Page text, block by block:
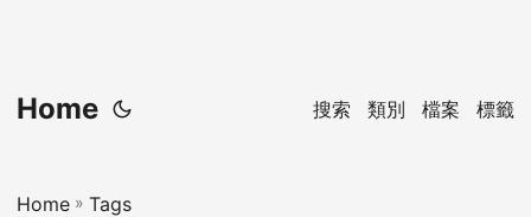
Home 搜索 類別 檔案 標籤
Home » Tags